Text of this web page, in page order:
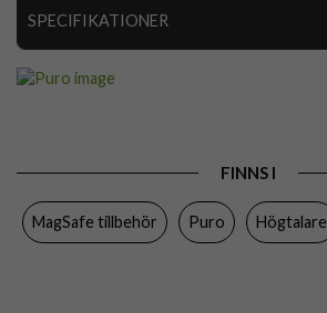
SPECIFIKATIONER
Varumärke
FINNS I
MagSafe tillbehör Puro Högtalare